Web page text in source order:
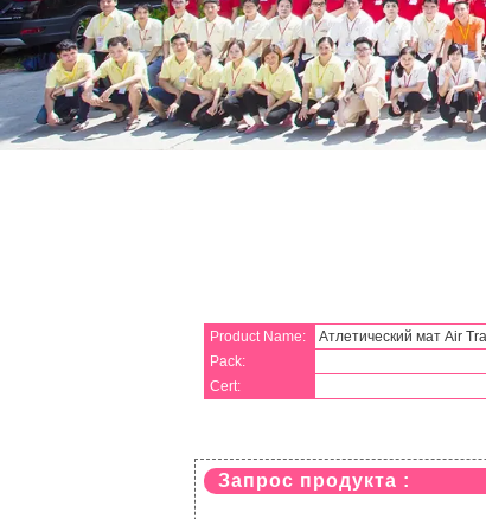
Product Name: Атлетический мат Air
Pack:
Cert:
Запрос продукта :